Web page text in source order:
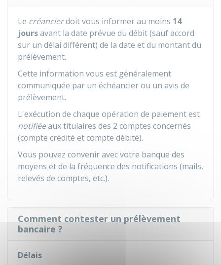
Le créancierdoit vous informer au moins 14
joursavant la date prévue du débit (sauf accord
sur un délai différent) de la date et du montant du
prélèvement.
Cette information vous est généralement
communiquée par un échéancier ou un avis de
prélèvement.
L'exécution de chaque opération de paiement est
notifiéeaux titulaires des 2 comptes concernés
(compte crédité et compte débité).
Vous pouvez convenir avec votre banque des
moyens et de la fréquence des notifications (mails,
relevés de comptes, etc.).
Comment contester un prélèvement
bancaire ?
Délais